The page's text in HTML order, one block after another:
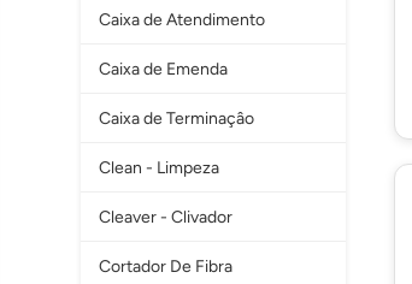
Caixa de Atendimento
Caixa de Emenda
Caixa de Terminaçâo
Clean - Limpeza
Cleaver - Clivador
Cortador De Fibra